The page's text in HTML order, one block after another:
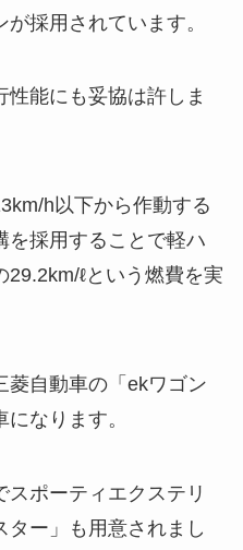
採用されています。
性能にも妥協は許しま
h以下から作動する
を採用することで軽ハ
ℓという燃費を実
菱自動車の「ekワゴン
になります。
スポーティエクステリ
ター」も用意されまし